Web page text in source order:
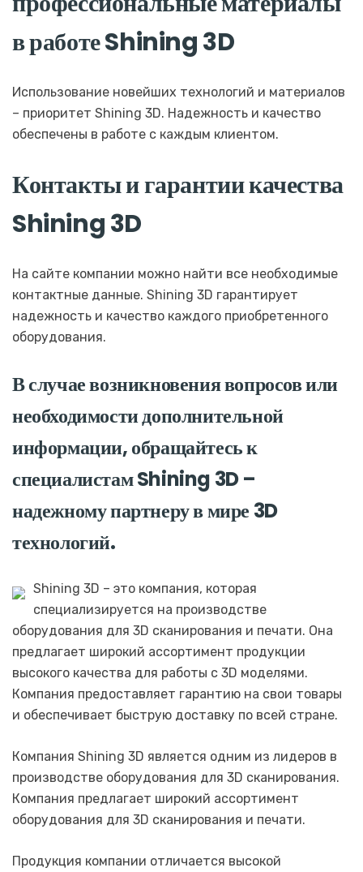
в работе Shining 3D
Использование новейших технологий и материалов
– приоритет Shining 3D. Надежность и качество
обеспечены в работе с каждым клиентом.
Контакты и гарантии качества
Shining 3D
На сайте компании можно найти все необходимые
контактные данные. Shining 3D гарантирует
надежность и качество каждого приобретенного
оборудования.
В случае возникновения вопросов или
необходимости дополнительной
информации, обращайтесь к
специалистам Shining 3D –
надежному партнеру в мире 3D
технологий.
Shining 3D – это компания, которая
специализируется на производстве
оборудования для 3D сканирования и печати. Она
предлагает широкий ассортимент продукции
высокого качества для работы с 3D моделями.
Компания предоставляет гарантию на свои товары
и обеспечивает быструю доставку по всей стране.
Компания Shining 3D является одним из лидеров в
производстве оборудования для 3D сканирования.
Компания предлагает широкий ассортимент
оборудования для 3D сканирования и печати.
Продукция компании отличается высокой